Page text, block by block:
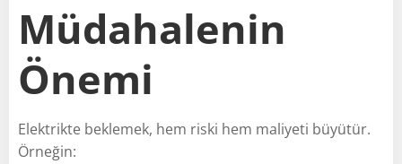
Müdahalenin
Önemi
Elektrikte beklemek, hem riski hem maliyeti büyütür.
Örneğin: